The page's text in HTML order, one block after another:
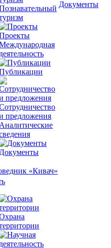
деятельность
предложения
Аналитические
Документы
Документы